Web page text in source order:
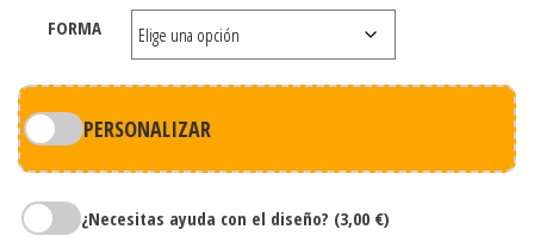
FORMA
PERSONALIZAR
¿Necesitas ayuda con el diseño? (3,00 €)